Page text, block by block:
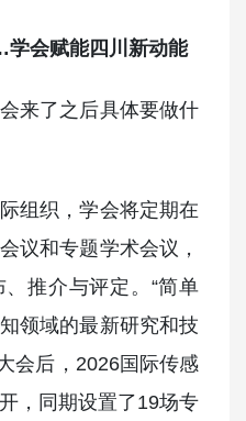
会赋能四川新动能
来了之后具体要做什
组织，学会将定期在
议和专题学术会议，
推介与评定。“简单
领域的最新研究和技
会后，2026国际传感
，同期设置了19场专